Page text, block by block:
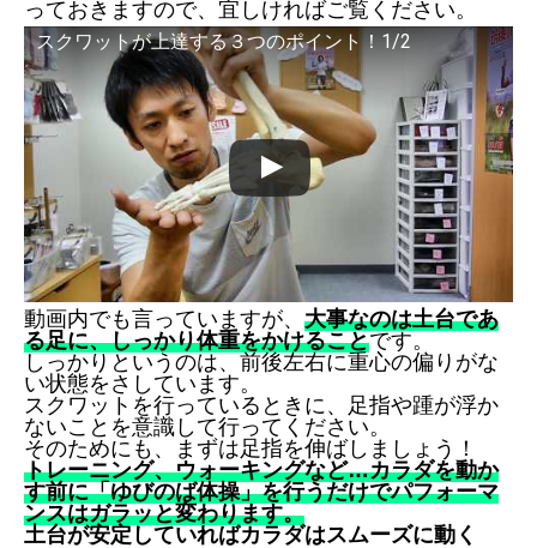
っておきますので、宜しければご覧ください。
スクワットが上達する３つのポイント！1/2
動画内でも言っていますが、 大事なのは土台であ
る足に、しっかり体重をかけることです。
しっかりというのは、前後左右に重心の偏りがな
い状態をさしています。
スクワットを行っているときに、足指や踵が浮か
ないことを意識して行ってください。
そのためにも、まずは足指を伸ばしましょう！
トレーニング、ウォーキングなど…カラダを動か
す前に「ゆびのば体操」を行うだけでパフォーマ
ンスはガラッと変わります。
土台が安定していればカラダはスムーズに動く